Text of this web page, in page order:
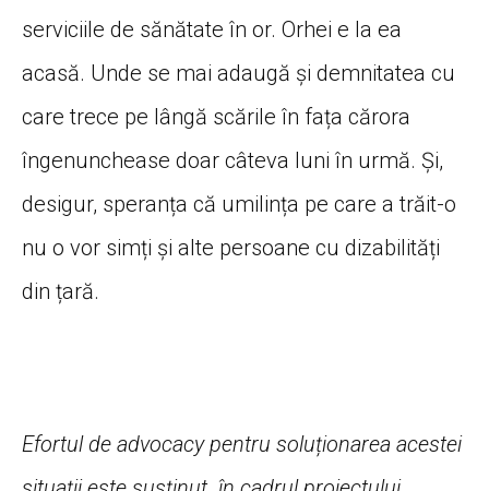
serviciile de sănătate în or. Orhei e la ea
acasă. Unde se mai adaugă și demnitatea cu
care trece pe lângă scările în fața cărora
îngenunchease doar câteva luni în urmă. Și,
desigur, speranța că umilința pe care a trăit-o
nu o vor simți și alte persoane cu dizabilități
din țară.
Efortul de advocacy pentru soluționarea acestei